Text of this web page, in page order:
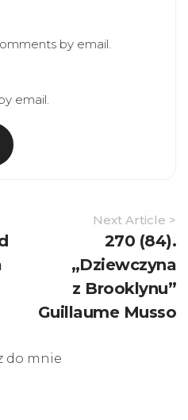
by email.
email.
Next Article >
270 (84).
„Dziewczyna
z Brooklynu”
Guillaume Musso
do mnie